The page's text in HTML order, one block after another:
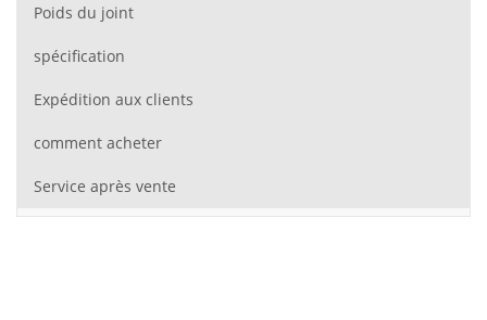
Poids du joint
spécification
Expédition aux clients
comment acheter
Service après vente